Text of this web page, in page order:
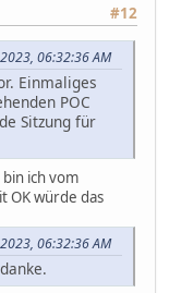
#12
06:32:36 AM
Einmaliges
POC
Sitzung für
ich vom
OK würde das
06:32:36 AM